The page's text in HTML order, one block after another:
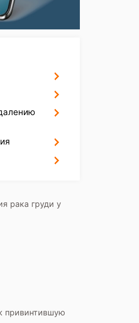
рака груди у
привинтившую